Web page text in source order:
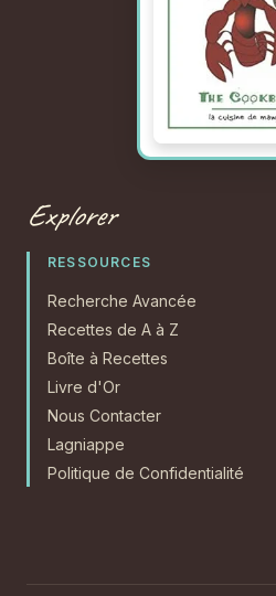
Explorer
RESSOURCES
Recherche Avancée
Recettes de A à Z
Boîte à Recettes
Livre d'Or
Nous Contacter
Lagniappe
Politique de Confidentialité